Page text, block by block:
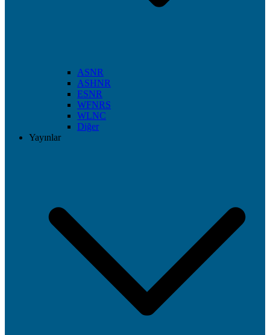
ASNR
ASHNR
ESNR
WFNRS
WLNC
Diğer
Yayınlar